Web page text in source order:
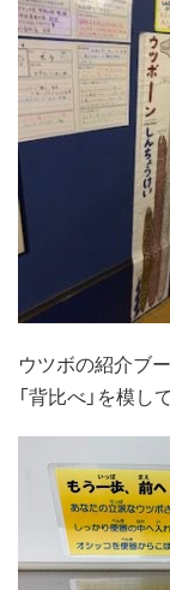
ウツボの紹介ブ
「背比べ」を模し